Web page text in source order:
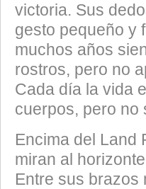
victoria. Sus
gesto pequeño y
muchos años
rostros, pero no
Cada día la vida
cuerpos, pero no
Encima del Land
miran al
Entre sus brazos